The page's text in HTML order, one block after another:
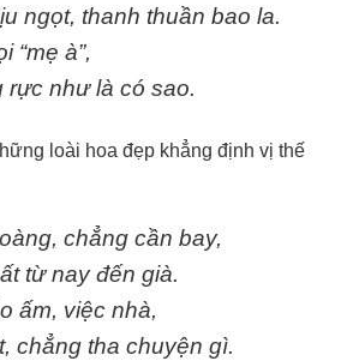
ngọt, thanh thuần bao la.
“mẹ à”,
như là có sao.
loài hoa đẹp khẳng định vị thế
chẳng cần bay,
từ nay đến già.
ấm, việc nhà,
chẳng tha chuyện gì.